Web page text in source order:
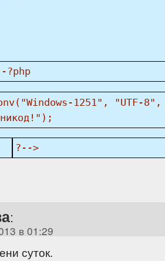
?php
"Windows-1251" , "UTF-8"
);
?-->
:
в 01:29
суток.